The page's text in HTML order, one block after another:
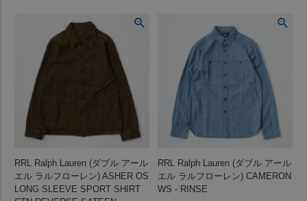
RRL Ralph Lauren (ダブル アール
エル ラルフローレン) ASHER OS
LONG SLEEVE SPORT SHIRT
RRL Ralph Lauren (ダブル アール
エル ラルフローレン) CAMERON
WS - RINSE